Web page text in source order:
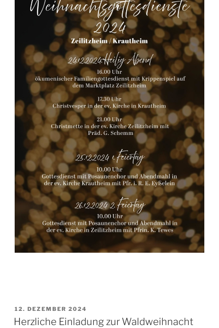
VERÖFFENTLICHT
AM
12. DEZEMBER 2024
Herzliche Einladung zur Waldweihnacht